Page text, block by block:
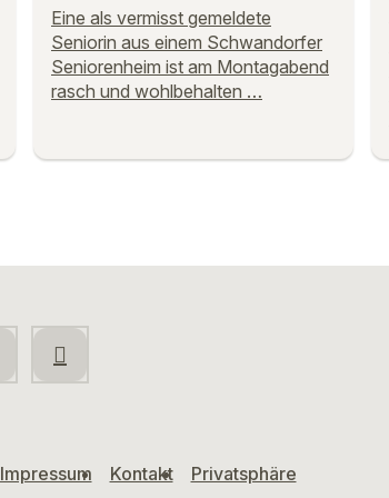
Eine als vermisst gemeldete
Seniorin aus einem Schwandorfer
Seniorenheim ist am Montagabend
rasch und wohlbehalten …
Impressum Kontakt Privatsphäre